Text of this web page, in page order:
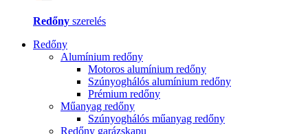
Redőny szerelés
Redőny
Alumínium redőny
Motoros alumínium redőny
Szúnyoghálós alumínium redőny
Prémium redőny
Műanyag redőny
Szúnyoghálós műanyag redőny
Redőny garázskapu